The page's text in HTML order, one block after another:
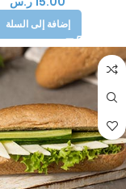
إضافة إلى السلة